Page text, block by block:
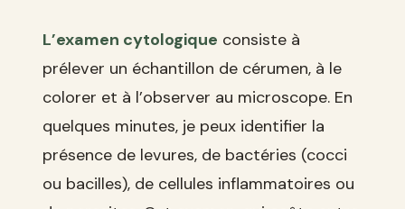
L’examen cytologique consiste à
prélever un échantillon de cérumen, à le
colorer et à l’observer au microscope. En
quelques minutes, je peux identifier la
présence de levures, de bactéries (cocci
ou bacilles), de cellules inflammatoires ou